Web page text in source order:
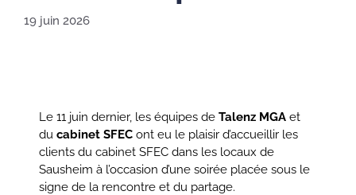
19 juin 2026
Le 11 juin dernier, les équipes deTalenz MGA et
ducabinet SFEC ont eu le plaisir d’accueillir les
clients du cabinet SFEC dans les locaux de
Sausheim à l’occasion d’une soirée placée sous le
signe de la rencontre et du partage.